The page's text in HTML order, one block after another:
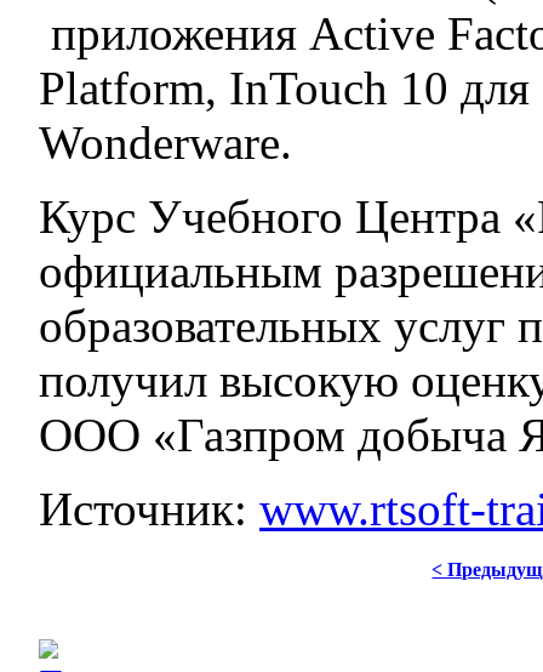
приложения Active
Platform, InTouch 10
Wonderware.
Курс Учебного Центра
официальным
образовательных
получил высокую
ООО «Газпром добыча
Источник:www.rtsoft-
<